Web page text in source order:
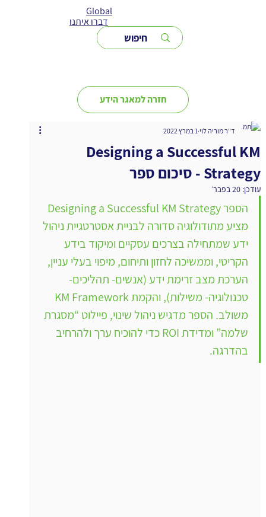
Global
דברו איתנו
חזרה למאגר הידע
Designing a Successful KM
Strategy - סיכום ספר
ד"ר מוריה לוי 1 במרץ 2022
עודכן: 20 בפבר׳
מציע מתודולוגיה סדורה לבניית אסטרטגיית ניהול
ידע שמתחילה בצרכים עסקיים ומיקוד בידע
הקריטי, וממשיכה לחזון ותיחום, מיפוי בעלי עניין,
הערכת מצב זרימת ידע (אנשים- תהליכים-
משולב. הספר מדגיש ניהול שינוי, פיילוט “מסגרת
שלמה” ומדידת ROI כדי להוכיח ערך ולהרחיב
בהדרגה.